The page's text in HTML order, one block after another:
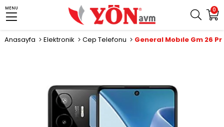
0
MENU
Anasayfa Elektronik Cep Telefonu